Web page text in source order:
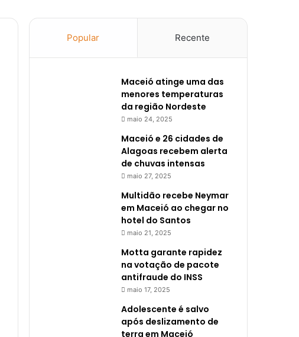
Popular Recente
Maceió atinge uma das
menores temperaturas
da região Nordeste
maio 24, 2025
Maceió e 26 cidades de
Alagoas recebem alerta
de chuvas intensas
maio 27, 2025
Multidão recebe Neymar
em Maceió ao chegar no
hotel do Santos
maio 21, 2025
Motta garante rapidez
na votação de pacote
antifraude do INSS
maio 17, 2025
Adolescente é salvo
após deslizamento de
terra em Maceió